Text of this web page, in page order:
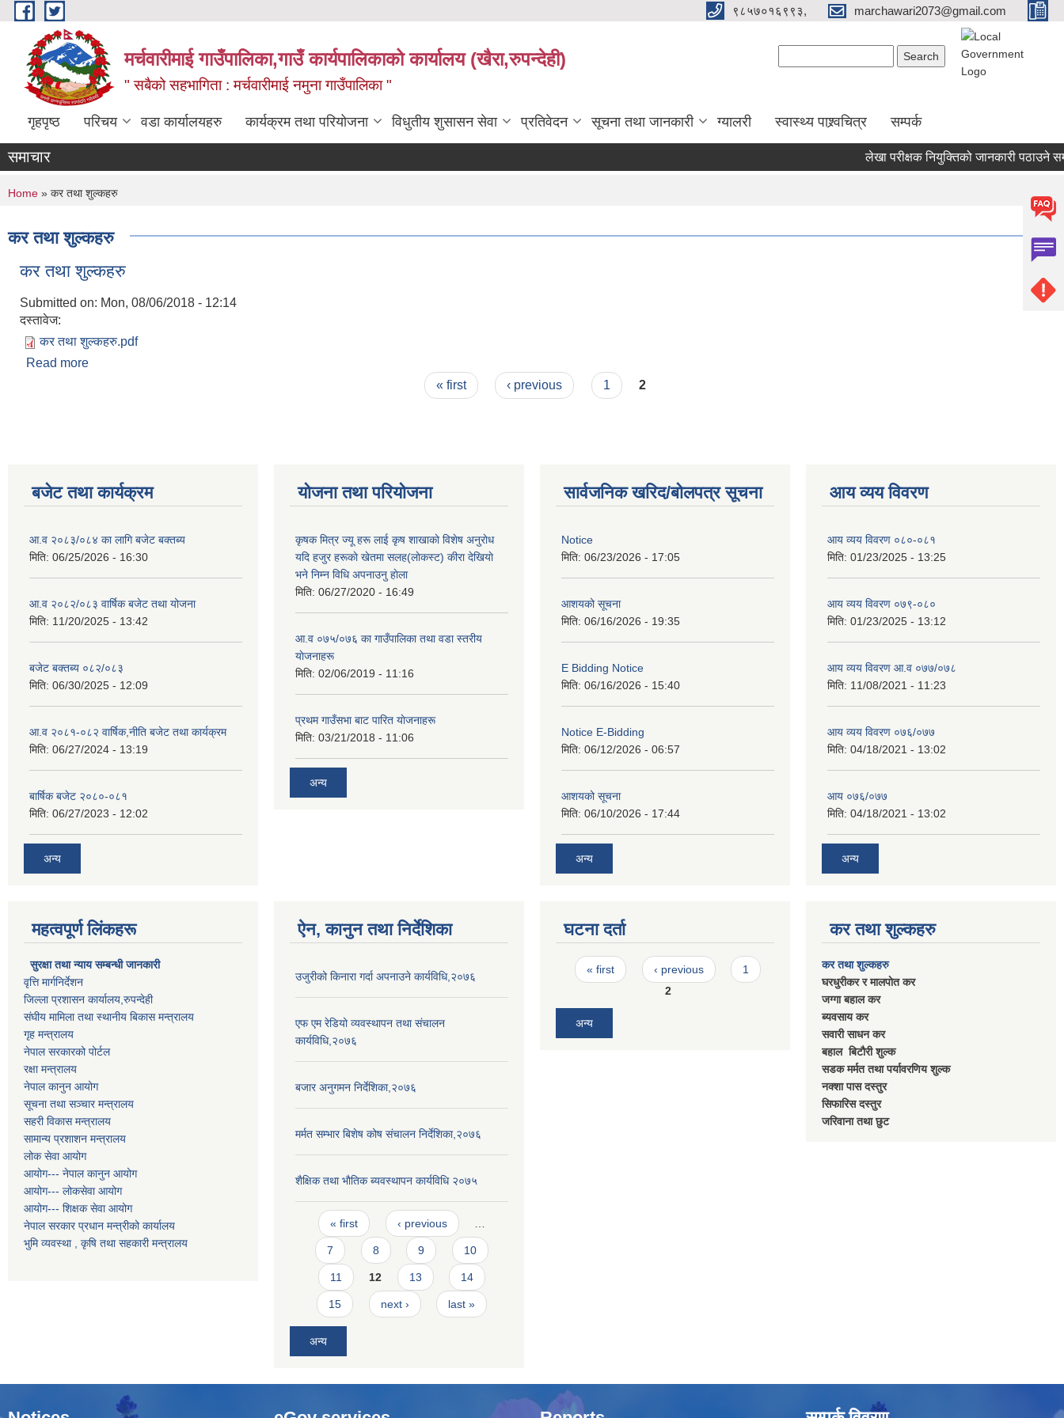
Skip to main content ९८५७०१६९९३, marchawari2073@gmail.com
मर्चवारीमाई गाउँपालिका,गाउँ कार्यपालिकाको कार्यालय (खैरा,रुपन्देही)
" सबैको सहभागिता : मर्चवारीमाई नमुना गाउँपालिका "
गृहपृष्ठ परिचय वडा कार्यालयहरु कार्यक्रम तथा परियोजना विधुतीय शुसासन सेवा प्रतिवेदन सूचना तथा जानकारी ग्यालरी स्वास्थ्य पाश्र्वचित्र सम्पर्क
समाचार लेखा परीक्षक नियुक्तिको जानकारी पठाउने
You are here
Home » कर तथा शुल्कहरु
कर तथा शुल्कहरु
कर तथा शुल्कहरु
Submitted on: Mon, 08/06/2018 - 12:14
दस्तावेज:
कर तथा शुल्कहरु.pdf
Read more
« first ‹ previous 1 2
बजेट तथा कार्यक्रम
आ.व २०८३/०८४ का लागि बजेट बक्तब्य
मिति: 06/25/2026 - 16:30
आ.व २०८२/०८३ वार्षिक बजेट तथा योजना
मिति: 11/20/2025 - 13:42
बजेट बक्तब्य ०८२/०८३
मिति: 06/30/2025 - 12:09
आ.व २०८१-०८२ वार्षिक,नीति बजेट तथा कार्यक्रम
मिति: 06/27/2024 - 13:19
बार्षिक बजेट २०८०-०८१
मिति: 06/27/2023 - 12:02
अन्य
योजना तथा परियोजना
कृषक मित्र ज्यू हरू लाई कृष शाखाकाे विशेष अनुराेध
यदि हजुर हरूकाे खेतमा सलह(लाेकस्ट) कीरा देखियाे
भने निम्न विधि अपनाउनु हाेला
मिति: 06/27/2020 - 16:49
आ‍.व ०७५/०७६ का गाउँपालिका तथा वडा स्तरीय
याेजनाहरू
मिति: 02/06/2019 - 11:16
प्रथम गाउँसभा बाट पारित याेजनाहरू
मिति: 03/21/2018 - 11:06
अन्य
सार्वजनिक खरिद/बोलपत्र सूचना
Notice
मिति: 06/23/2026 - 17:05
आशयको सूचना
मिति: 06/16/2026 - 19:35
E Bidding Notice
मिति: 06/16/2026 - 15:40
Notice E-Bidding
मिति: 06/12/2026 - 06:57
आशयको सूचना
मिति: 06/10/2026 - 17:44
अन्य
आय व्यय विवरण
आय व्यय विवरण ०८०-०८१
मिति: 01/23/2025 - 13:25
आय व्यय विवरण ०७९-०८०
मिति: 01/23/2025 - 13:12
आय व्यय विवरण आ.व ०७७/०७८
मिति: 11/08/2021 - 11:23
आय व्यय विवरण ०७६/०७७
मिति: 04/18/2021 - 13:02
आय ०७६/०७७
मिति: 04/18/2021 - 13:02
अन्य
महत्वपूर्ण लिंकहरू
सुरक्षा तथा न्याय सम्बन्धी जानकारी
वृत्ति मार्गनिर्देशन
जिल्ला प्रशासन कार्यालय,रुपन्देही
संघीय मामिला तथा स्थानीय बिकास मन्त्रालय
गृह मन्त्रालय
नेपाल सरकारको पोर्टल
रक्षा मन्त्रालय
नेपाल कानुन आयोग
सूचना तथा सञ्चार मन्त्रालय
सहरी विकास मन्त्रालय
सामान्य प्रशाशन मन्त्रालय
लोक सेवा आयोग
आयोग--- नेपाल कानुन आयोग
आयोग--- लोकसेवा आयोग
आयोग--- शिक्षक सेवा आयोग
नेपाल सरकार प्रधान मन्त्रीको कार्यालय
भुमि व्यवस्था , कृषि तथा सहकारी मन्त्रालय
ऐन, कानुन तथा निर्देशिका
उजुरीको किनारा गर्दा अपनाउने कार्यविधि,२०७६
एफ एम रेडियो व्यवस्थापन तथा संचालन
कार्यविधि,२०७६
बजार अनुगमन निर्देशिका,२०७६
मर्मत सम्भार बिशेष कोष संचालन निर्देशिका,२०७६
शैक्षिक तथा भाैतिक ब्यवस्थापन कार्यविधि २०७५
Pages
« first ‹ previous
7 8 9 10
11 12 13 14
15 next › last »
अन्य
घटना दर्ता
Pages
« first ‹ previous
1
2
अन्य
कर तथा शुल्कहरु
कर तथा शुल्कहरु
घरधुरीकर र मालपाेत कर
जग्गा बहाल कर
ब्यवसाय कर
सवारी साधन कर
बहाल बिटाैरी शुल्क
सडक मर्मत तथा पर्यावरणिय शुल्क
नक्शा पास दस्तुर
सिफारिस दस्तुर
जरिवाना तथा छुट